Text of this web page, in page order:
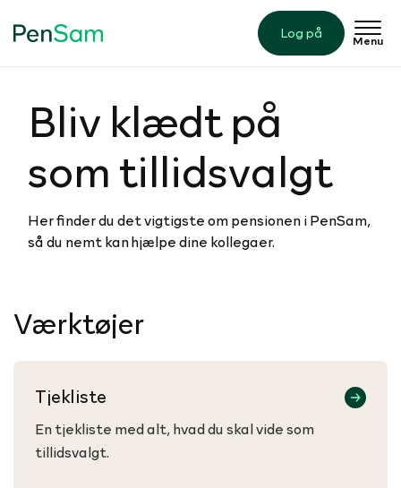
Log på Menu
Bliv klædt på
som til­lidsvalgt
Her finder du det vigtigste om pensionen i PenSam,
så du nemt kan hjælpe dine kollegaer.
Værktøjer
Tjekliste
En tjekliste med alt, hvad du skal vide som
tillidsvalgt.